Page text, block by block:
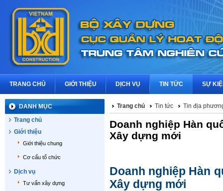
TRANG CHỦ GIỚI THIỆU DỊCH VỤ TIN TỨC SỰ
DANH MỤC
Trang chủ
Giới thiệu
Giới thiệu chung
Cơ cấu tổ chức
Dịch vụ
Tư vấn xây dựng
Trang chủ Tin tức Tin địa
Doanh nghiệp Hàn
Xây dựng mới
Doanh nghiệp Hàn
Xây dựng mới